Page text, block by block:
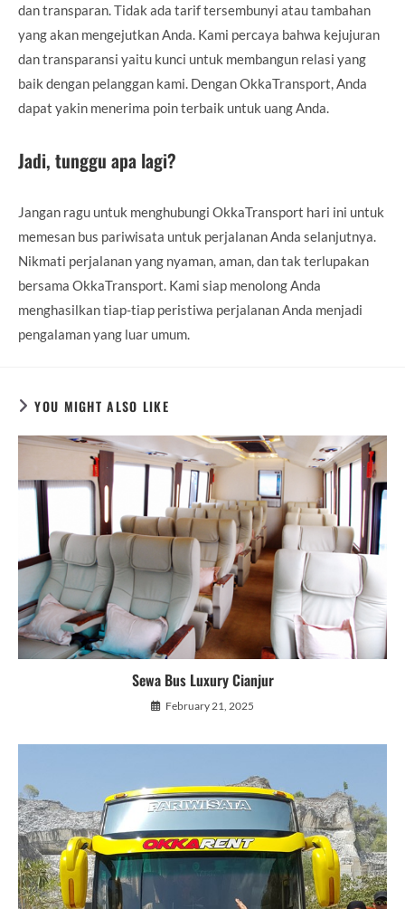
dan transparan. Tidak ada tarif tersembunyi atau tambahan
yang akan mengejutkan Anda. Kami percaya bahwa kejujuran
dan transparansi yaitu kunci untuk membangun relasi yang
baik dengan pelanggan kami. Dengan OkkaTransport, Anda
dapat yakin menerima poin terbaik untuk uang Anda.
Jadi, tunggu apa lagi?
Jangan ragu untuk menghubungi OkkaTransport hari ini untuk
memesan bus pariwisata untuk perjalanan Anda selanjutnya.
Nikmati perjalanan yang nyaman, aman, dan tak terlupakan
bersama OkkaTransport. Kami siap menolong Anda
menghasilkan tiap-tiap peristiwa perjalanan Anda menjadi
pengalaman yang luar umum.
YOU MIGHT ALSO LIKE
Sewa Bus Luxury Cianjur
February 21, 2025